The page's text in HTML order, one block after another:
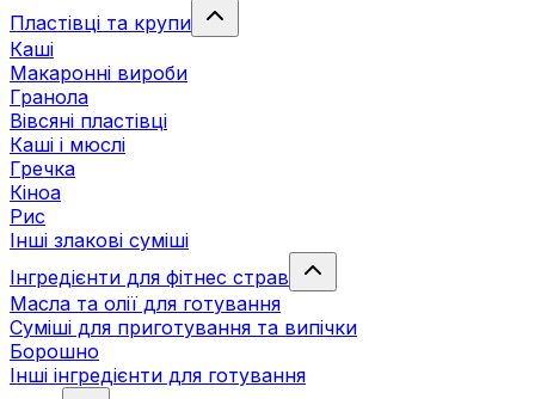
Пластівці та крупи
Каші
Макаронні вироби
Гранола
Вівсяні пластівці
Каші і мюслі
Гречка
Кіноа
Рис
Інші злакові суміші
Інгредієнти для фітнес страв
Масла та олії для готування
Суміші для приготування та випічки
Борошно
Інші інгредієнти для готування